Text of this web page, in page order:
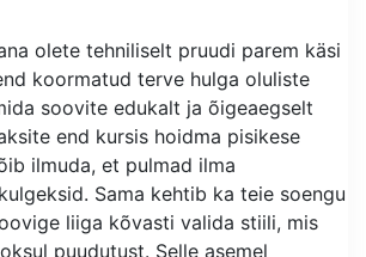
olete tehniliselt pruudi parem käsi
koormatud terve hulga oluliste
soovite edukalt ja õigeaegselt
end kursis hoidma pisikese
ilmuda, et pulmad ilma
Sama kehtib ka teie soengu
liiga kõvasti valida stiili, mis
puudutust. Selle asemel